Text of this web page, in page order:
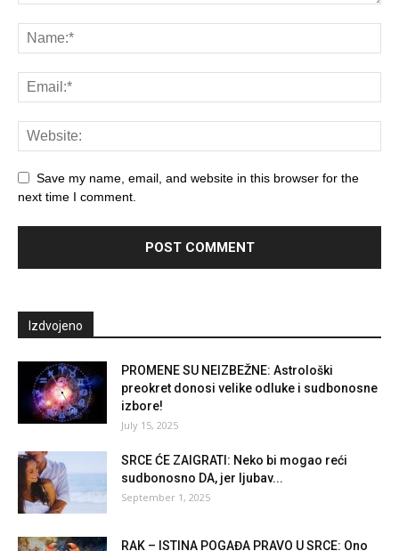
Save my name, email, and website in this browser for the
next time I comment.
Izdvojeno
PROMENE SU NEIZBEŽNE: Astrološki
preokret donosi velike odluke i sudbonosne
izbore!
July 15, 2025
SRCE ĆE ZAIGRATI: Neko bi mogao reći
sudbonosno DA, jer ljubav...
September 1, 2025
RAK – ISTINA POGAĐA PRAVO U SRCE: Ono